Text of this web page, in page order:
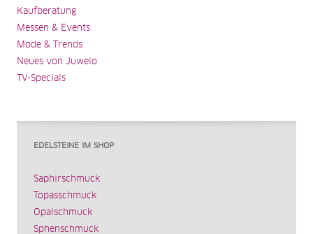
Kaufberatung
Messen & Events
Mode & Trends
Neues von Juwelo
TV-Specials
EDELSTEINE IM SHOP
Saphirschmuck
Topasschmuck
Opalschmuck
Sphenschmuck